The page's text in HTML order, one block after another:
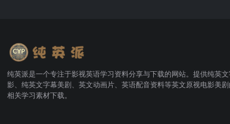
纯英派是一个专注于影视英语学习资料分享与下载的网站。提供纯英
影、纯英文字幕美剧、英文动画片、英语配音资料等英文原视电影美剧
相关学习素材下载。